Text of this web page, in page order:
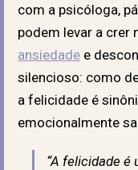
com a psicóloga,
podem levar a crer
ansiedade e
silencioso: como
a felicidade é
emocionalmente
“A felicidade é